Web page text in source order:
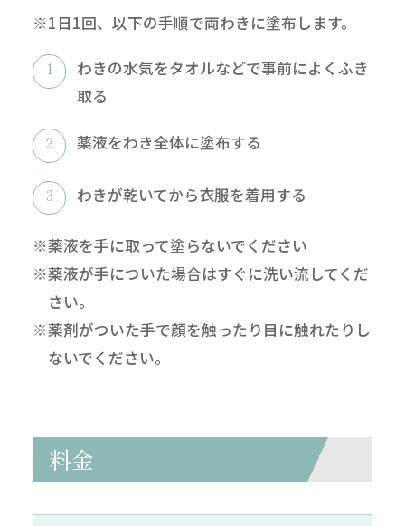
※1日1回、以下の手順で両わきに塗布します。
わきの水気をタオルなどで事前によくふき
取る
薬液をわき全体に塗布する
わきが乾いてから衣服を着用する
※薬液を手に取って塗らないでください
※薬液が手についた場合はすぐに洗い流してくだ
さい。
※薬剤がついた手で顔を触ったり目に触れたりし
ないでください。
料金